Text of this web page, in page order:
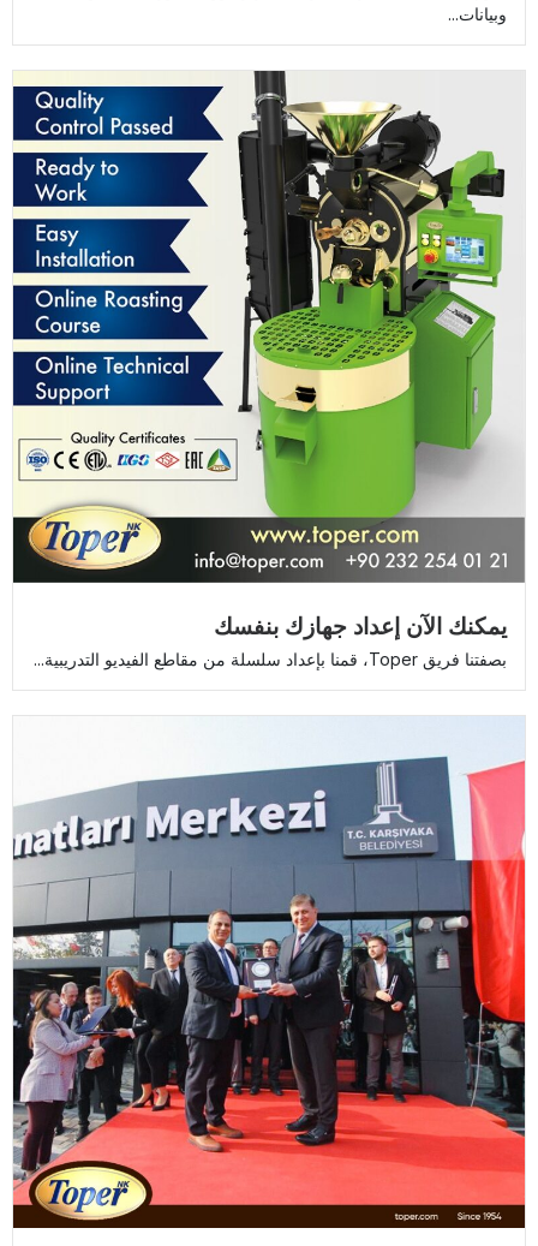
وبيانات...
يمكنك الآن إعداد جهازك بنفسك
بصفتنا فريق Toper، قمنا بإعداد سلسلة من مقاطع الفيديو التدريبية...